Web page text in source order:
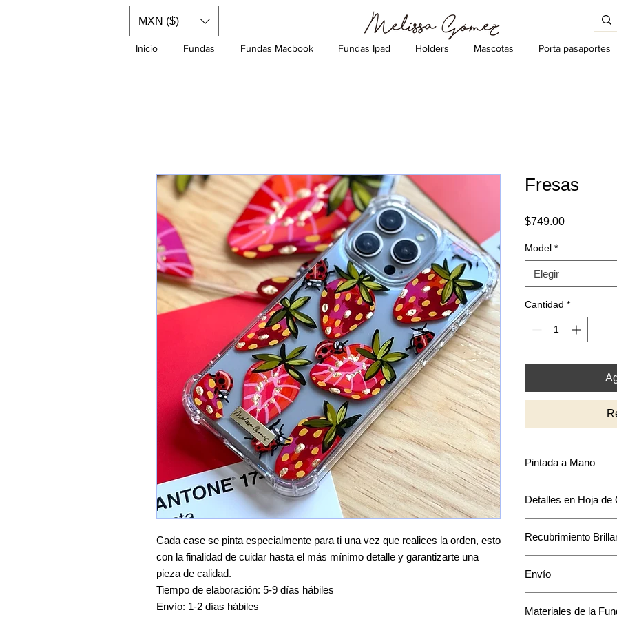
Inicio Fundas Fundas Macbook Fundas Ipad Holders Mascotas Porta pasaportes
MXN ($)
Cada case se pinta especialmente para ti una vez que realices la orden, esto
con la finalidad de cuidar hasta el más mínimo detalle y garantizarte una
pieza de calidad.
Tiempo de elaboración: 5-9 días hábiles
Envío: 1-2 días hábiles
Fresas
$749.00Precio
Model *
Elegir
Cantidad *
Pintada a Mano
intensidad y
mantendrá en base
Detalles en Hoja de
acentos en hoja de
único a tu funda.
Recubrimiento
pintura.
Envío
*Te confirmaremos
Materiales de la